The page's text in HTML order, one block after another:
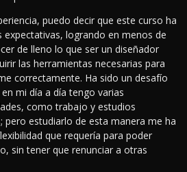
puedo decir que este curso ha
expectativas, logrando en menos de
de lleno lo que ser un diseñador
las herramientas necesarias para
correctamente. Ha sido un desafío
mi día a día tengo varias
como trabajo y estudios
pero estudiarlo de esta manera me ha
que requería para poder
sin tener que renunciar a otras